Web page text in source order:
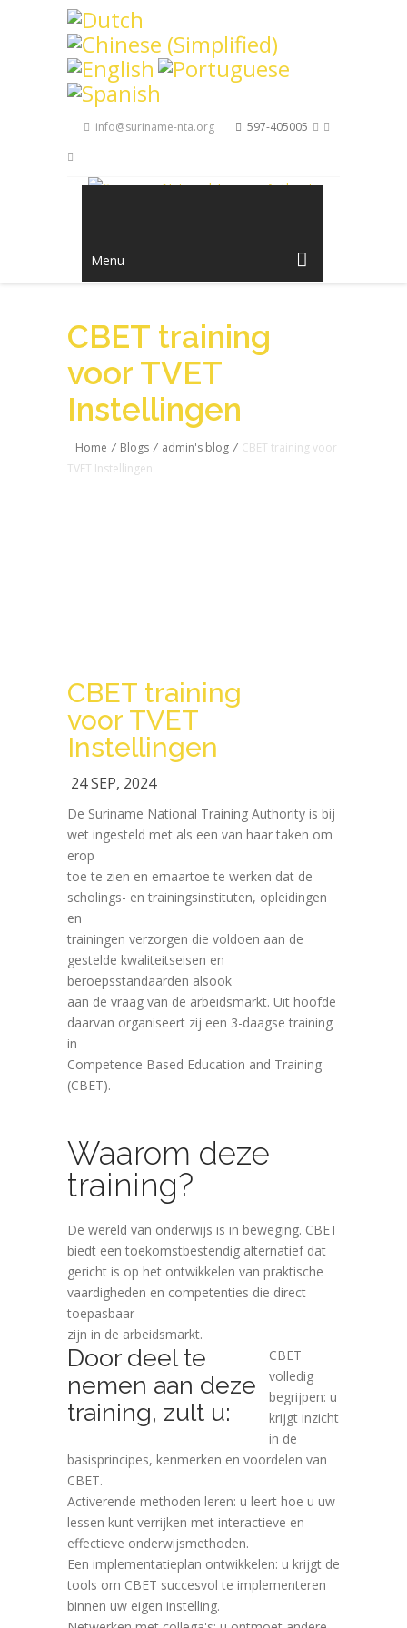
Skip to main content
info@suriname-nta.org 597-405005
Menu
CBET training
voor TVET
Instellingen
Home / Blogs / admin's blog / CBET training voor
TVET Instellingen
CBET training
voor TVET
Instellingen
24 SEP, 2024
De Suriname National Training Authority is bij
wet ingesteld met als een van haar taken om
erop
toe te zien en ernaartoe te werken dat de
scholings- en trainingsinstituten, opleidingen
en
trainingen verzorgen die voldoen aan de
gestelde kwaliteitseisen en
beroepsstandaarden alsook
aan de vraag van de arbeidsmarkt. Uit hoofde
daarvan organiseert zij een 3-daagse training
in
Competence Based Education and Training
(CBET).
Waarom deze
training?
De wereld van onderwijs is in beweging. CBET
biedt een toekomstbestendig alternatief dat
gericht is op het ontwikkelen van praktische
vaardigheden en competenties die direct
toepasbaar
zijn in de arbeidsmarkt.
Door deel te
nemen aan deze
training, zult u:
CBET
volledig
begrijpen: u
krijgt inzicht
in de
basisprincipes, kenmerken en voordelen van
CBET.
Activerende methoden leren: u leert hoe u uw
lessen kunt verrijken met interactieve en
effectieve onderwijsmethoden.
Een implementatieplan ontwikkelen: u krijgt de
tools om CBET succesvol te implementeren
binnen uw eigen instelling.